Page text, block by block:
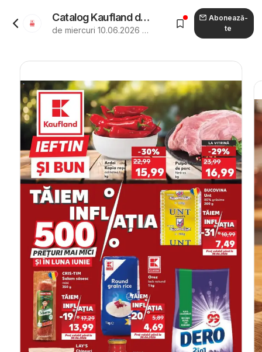
Catalog Kaufland de la 10.06.2026 - Revista "Kaufland Sfântu Gheorghe"
de miercuri 10.06.2026 până marți 16.06.2026
Abonează-
te